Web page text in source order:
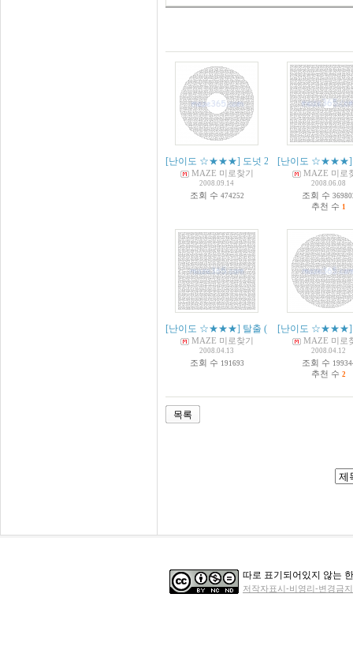
[난이도 ☆★★★] 도넛 2 32)
MAZE 미로찾기
2008.09.14
조회 수 474252
[난이도 ☆★★★]
MAZE 미로
2008.06.08
조회 수
추천 수 1
[난이도 ☆★★★] 탈출 ( )
MAZE 미로찾기
2008.04.13
조회 수 191693
[난이도 ☆★★★]
MAZE 미로
2008.04.12
조회 수
추천 수 2
목록
따로 표기되어있지 않는
저작자표시-비영리-변경금